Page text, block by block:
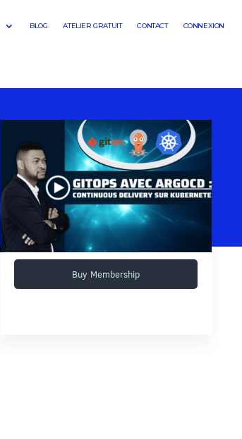
BLOG ATELIER GRATUIT CONTACT CONNEXION
Buy Membership